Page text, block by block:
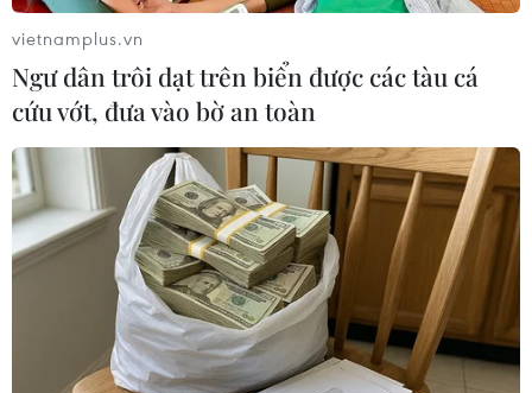
#Hàn Quốc #Smartphone #Năng lượng
#Cài đặt
#Người dùng
#Thiết bị #Dịch vụ
Theo dõi VietnamPlus
vietnamplus.vn
Ngư dân trôi dạt trên biển được các tàu cá
cứu vớt, đưa vào bờ an toàn